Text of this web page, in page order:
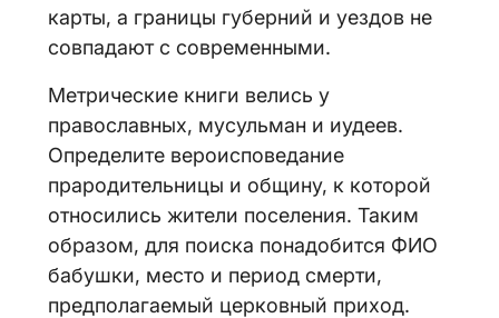
карты, а границы губерний и уездов не
совпадают с современными.
Метрические книги велись у
православных, мусульман и иудеев.
Определите вероисповедание
прародительницы и общину, к которой
относились жители поселения. Таким
образом, для поиска понадобится ФИО
бабушки, место и период смерти,
предполагаемый церковный приход.